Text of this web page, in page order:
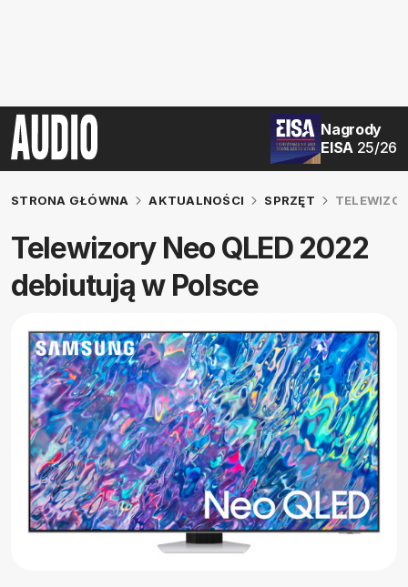
Nagrody
EISA 25/26
STRONA GŁÓWNA AKTUALNOŚCI SPRZĘT
Telewizory Neo QLED 2022
debiutują w Polsce